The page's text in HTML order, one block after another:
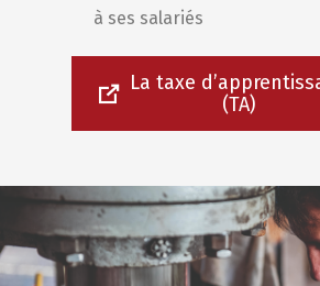
à ses salariés
La taxe
(TA)